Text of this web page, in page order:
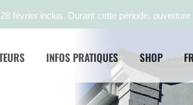
février inclus. Durant cette période,
INFOS PRATIQUES SHOP